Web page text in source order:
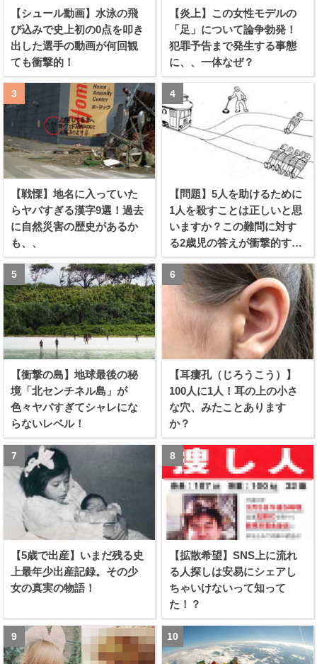
【シュール動画】水泳の飛
び込みで史上初の0点を叩き
出した選手の動画が何回観
ても衝撃的！
【炎上】この女性モデルの
「足」について論争勃発！
犯罪予告まで発生する事態
に、、一体なぜ？
【戦慄】地名に入っていた
らヤバすぎる漢字9選！過去
に自然災害の歴史があるか
も、、
【問題】5人を助けるために
1人を殺すことは正しいと思
いますか？この難問に対す
る2歳児の答えが衝撃的すぎ
る！！
【衝撃の島】地球最後の秘
境「北センチネル島」が
色々ヤバすぎてシャレにな
らないレベル！
【耳瘻孔（じろうこう）】
100人に1人！耳の上の小さ
な穴、みたことあります
か？
【5歳で出産】いまだ残る史
上最年少出産記録。その少
女の真実の物語！
【拡散希望】SNS上に流れ
る人探しは安易にシェアし
ちゃいけないって知って
た！？